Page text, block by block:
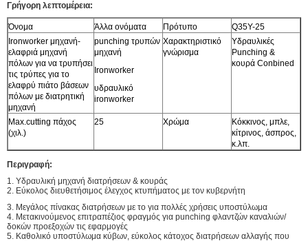
Γρήγορη λεπτομέρεια:
Όνομα Άλλα ονόματα Πρότυπο
Q35Y-25
Ironworker μηχανή-
ελαφριά μηχανή
πόλων για να τρυπήσει
τις τρύπες για το
ελαφρύ πιάτο βάσεων
πόλων με διατρητική
μηχανή
punching τρυπών
μηχανή
Ironworker
υδραυλικό
ironworker
Χαρακτηριστικό
γνώρισμα
Υδραυλικές
Punching &
κουρά Conbined
Max.cutting πάχος
(χιλ.)
25 Χρώμα
Κόκκινος, μπλε,
κίτρινος, άσπρος,
κ.λπ.
Περιγραφή:
1. Υδραυλική μηχανή διατρήσεων & κουράς
2. Εύκολος διευθετήσιμος έλεγχος κτυπήματος με τον κυβερνήτη
3. Μεγάλος πίνακας διατρήσεων με το για πολλές χρήσεις υποστύλωμα
4. Μετακινούμενος επιτραπέζιος φραγμός για punching φλαντζών καναλιών/
δοκών προεξοχών τις εφαρμογές
5. Καθολικό υποστύλωμα κύβων, εύκολος κάτοχος διατρήσεων αλλαγής που